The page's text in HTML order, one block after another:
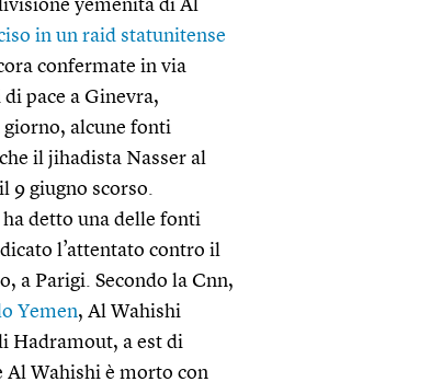
yemenita di Al
in un raid statunitense
confermate in via
pace a Ginevra,
alcune fonti
il jihadista Nasser al
9 giugno scorso.
detto una delle fonti
l’attentato contro il
a Parigi. Secondo la Cnn,
Yemen, Al Wahishi
Hadramout, a est di
Al Wahishi è morto con